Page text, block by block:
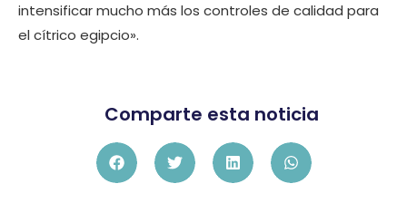
intensificar mucho más los controles de calidad para
el cítrico egipcio».
Comparte esta noticia